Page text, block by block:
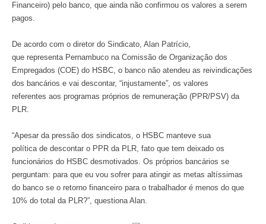
Financeiro) pelo banco, que ainda não confirmou os valores a serem
pagos.
De acordo com o diretor do Sindicato, Alan Patrício,
que representa Pernambuco na Comissão de Organização dos
Empregados (COE) do HSBC, o banco não atendeu as reivindicações
dos bancários e vai descontar, “injustamente”, os valores
referentes aos programas próprios de remuneração (PPR/PSV) da
PLR.
“Apesar da pressão dos sindicatos, o HSBC manteve sua
política de descontar o PPR da PLR, fato que tem deixado os
funcionários do HSBC desmotivados. Os próprios bancários se
perguntam: para que eu vou sofrer para atingir as metas altíssimas
do banco se o retorno financeiro para o trabalhador é menos do que
10% do total da PLR?”, questiona Alan.